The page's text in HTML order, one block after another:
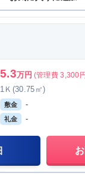
5.3万円 (管理費 3,300
1Ｋ(30.75㎡)
敷金 -
礼金 -